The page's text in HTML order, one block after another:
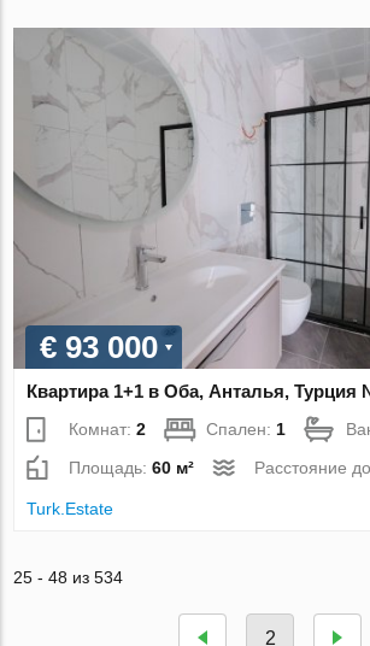
€ 93 000
Квартира 1+1 в Оба, Анталья, Турция
Комнат:2 Спален:1
Площадь:60 м² Расстояние
Turk.Estate
25 - 48 из 534
2